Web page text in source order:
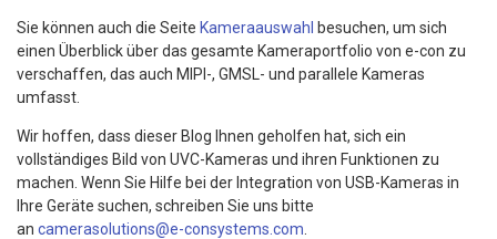
Sie können auch die Seite Kameraauswahl besuchen, um sich
einen Überblick über das gesamte Kameraportfolio von e-con zu
verschaffen, das auch MIPI-, GMSL- und parallele Kameras
umfasst.
Wir hoffen, dass dieser Blog Ihnen geholfen hat, sich ein
vollständiges Bild von UVC-Kameras und ihren Funktionen zu
machen. Wenn Sie Hilfe bei der Integration von USB-Kameras in
Ihre Geräte suchen, schreiben Sie uns bitte
an camerasolutions@e-consystems.com